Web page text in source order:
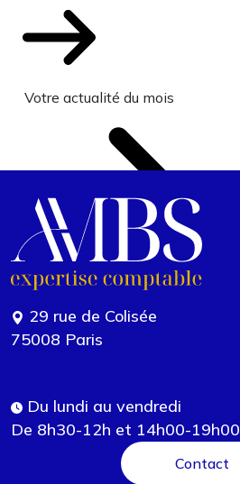
Votre actualité du mois
29 rue de Colisée
75008 Paris
Du lundi au vendredi
De 8h30-12h et 14h00-19h00
Contact